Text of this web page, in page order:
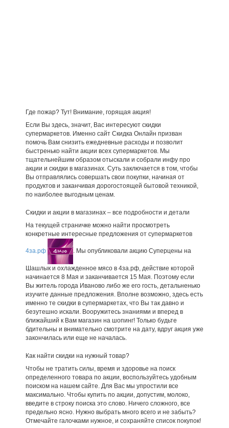
Где пожар? Тут! Внимание, горящая акция!
Если Вы здесь, значит, Вас интересуют скидки
супермаркетов. Именно сайт Скидка Онлайн призван
помочь Вам снизить ежедневные расходы и позволит
быстренько найти акции всех супермаркетов. Мы
тщательнейшим образом отыскали и собрали инфу про
акции и скидки в магазинах. Суть заключается в том, чтобы
Вы отправлялись совершать свои покупки, начиная от
продуктов и заканчивая дорогостоящей бытовой техникой,
по наиболее выгодным ценам.
Скидки и акции в магазинах – все подробности и детали
На текущей страничке можно найти просмотреть
конкретные интересные предложения от супермаркетов
4за.рф . Мы опубликовали акцию Суперцены на
Шашлык и охлажденное мясо в 4за.рф, действие которой
начинается 8 Мая и заканчивается 15 Мая. Поэтому если
Вы житель города Иваново либо же его гость, детальненько
изучите данные предложения. Вполне возможно, здесь есть
именно те скидки в супермаркетах, что Вы так давно и
безутешно искали. Вооружитесь знаниями и вперед в
ближайший к Вам магазин на шопинг! Только будьте
бдительны и внимательно смотрите на дату, вдруг акция уже
закончилась или еще не началась.
Как найти скидки на нужный товар?
Чтобы не тратить силы, время и здоровье на поиск
определенного товара по акции, воспользуйтесь удобным
поиском на нашем сайте. Для Вас мы упростили все
максимально. Чтобы купить по акции, допустим, молоко,
введите в строку поиска это слово. Ничего сложного, все
предельно ясно. Нужно выбрать много всего и не забыть?
Отмечайте галочками нужное, и сохраняйте список покупок!